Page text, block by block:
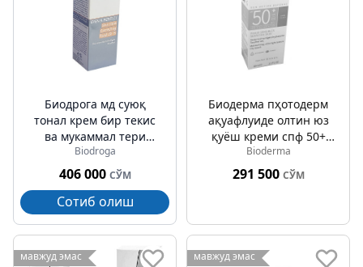
Биодрога мд суюқ
тонал крем бир текис
ва мукаммал тери
рангини тўғирловчи
спф 15 30мл
Biodroga
406 000 СЎМ
Сотиб олиш
Биодерма пҳотодерм
ақуафлуиде олтин юз
қуёш креми спф 50+
40мл
Bioderma
291 500 СЎМ
мавжуд эмас мавжуд эмас